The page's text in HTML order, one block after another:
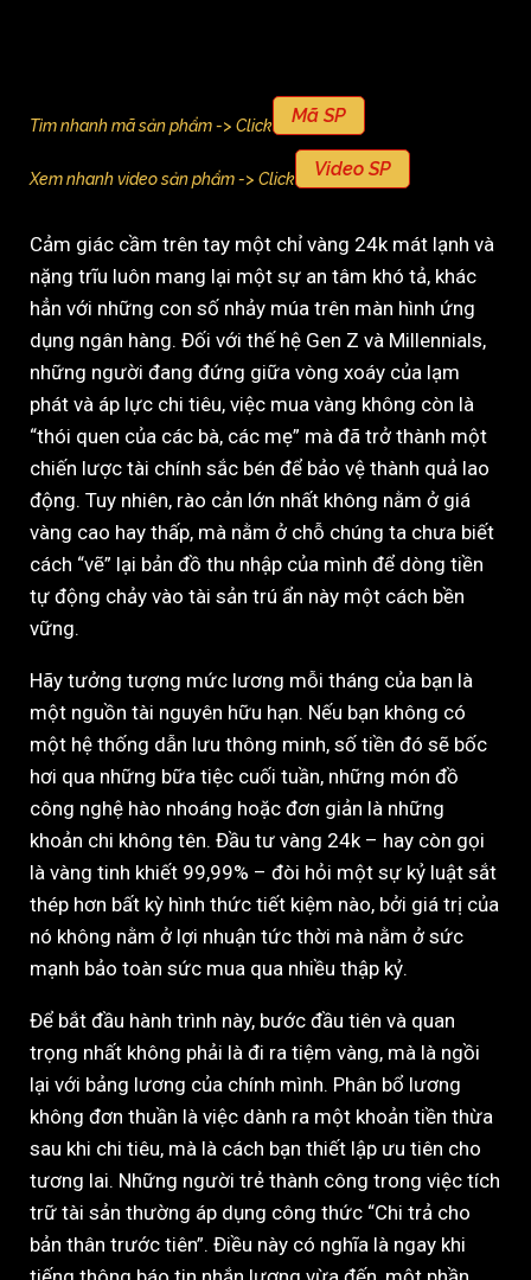
Tìm nhanh mã sản phẩm -> Click Mã SP
Xem nhanh video sản phẩm -> Click Video SP
Cảm giác cầm trên tay một chỉ vàng 24k mát lạnh và
nặng trĩu luôn mang lại một sự an tâm khó tả, khác
hẳn với những con số nhảy múa trên màn hình ứng
dụng ngân hàng. Đối với thế hệ Gen Z và Millennials,
những người đang đứng giữa vòng xoáy của lạm
phát và áp lực chi tiêu, việc mua vàng không còn là
“thói quen của các bà, các mẹ” mà đã trở thành một
chiến lược tài chính sắc bén để bảo vệ thành quả lao
động. Tuy nhiên, rào cản lớn nhất không nằm ở giá
vàng cao hay thấp, mà nằm ở chỗ chúng ta chưa biết
cách “vẽ” lại bản đồ thu nhập của mình để dòng tiền
tự động chảy vào tài sản trú ẩn này một cách bền
vững.
Hãy tưởng tượng mức lương mỗi tháng của bạn là
một nguồn tài nguyên hữu hạn. Nếu bạn không có
một hệ thống dẫn lưu thông minh, số tiền đó sẽ bốc
hơi qua những bữa tiệc cuối tuần, những món đồ
công nghệ hào nhoáng hoặc đơn giản là những
khoản chi không tên. Đầu tư vàng 24k – hay còn gọi
là vàng tinh khiết 99,99% – đòi hỏi một sự kỷ luật sắt
thép hơn bất kỳ hình thức tiết kiệm nào, bởi giá trị của
nó không nằm ở lợi nhuận tức thời mà nằm ở sức
mạnh bảo toàn sức mua qua nhiều thập kỷ.
Để bắt đầu hành trình này, bước đầu tiên và quan
trọng nhất không phải là đi ra tiệm vàng, mà là ngồi
lại với bảng lương của chính mình. Phân bổ lương
không đơn thuần là việc dành ra một khoản tiền thừa
sau khi chi tiêu, mà là cách bạn thiết lập ưu tiên cho
tương lai. Những người trẻ thành công trong việc tích
trữ tài sản thường áp dụng công thức “Chi trả cho
bản thân trước tiên”. Điều này có nghĩa là ngay khi